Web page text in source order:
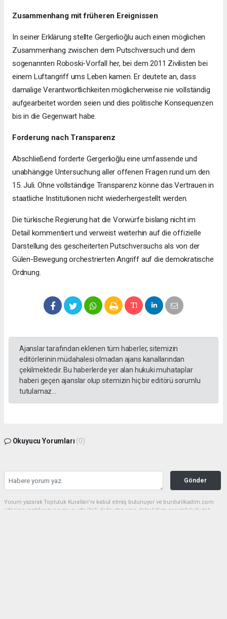
Zusammenhang mit früheren Ereignissen
In seiner Erklärung stellte Gergerlioğlu auch einen möglichen
Zusammenhang zwischen dem Putschversuch und dem
sogenannten Roboski-Vorfall her, bei dem 2011 Zivilisten bei
einem Luftangriff ums Leben kamen. Er deutete an, dass
damalige Verantwortlichkeiten möglicherweise nie vollständig
aufgearbeitet worden seien und dies politische Konsequenzen
bis in die Gegenwart habe.
Forderung nach Transparenz
Abschließend forderte Gergerlioğlu eine umfassende und
unabhängige Untersuchung aller offenen Fragen rund um den
15. Juli. Ohne vollständige Transparenz könne das Vertrauen in
staatliche Institutionen nicht wiederhergestellt werden.
Die türkische Regierung hat die Vorwürfe bislang nicht im
Detail kommentiert und verweist weiterhin auf die offizielle
Darstellung des gescheiterten Putschversuchs als von der
Gülen-Bewegung orchestrierten Angriff auf die demokratische
Ordnung.
Ajanslar tarafından eklenen tüm haberler, sitemizin
editörlerinin müdahalesi olmadan ajans kanallarından
çekilmektedir. Bu haberlerde yer alan hukuki muhataplar
haberi geçen ajanslar olup sitemizin hiç bir editörü sorumlu
tutulamaz...
Okuyucu Yorumları (0)
Gönder
Yorum yazarak Topluluk Kuralları’nı kabul etmiş bulunuyor ve burdurilkadim.com
sitesine yaptığınız yorumunuzla ilgili doğrudan veya dolaylı tüm sorumluluğu tek